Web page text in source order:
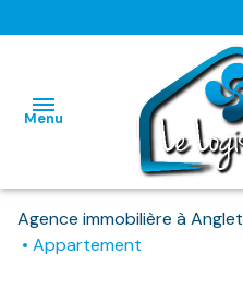
Menu
L'AGENCE
Agence immobilière à Anglet
Appartement